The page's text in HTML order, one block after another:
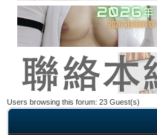
Users browsing this forum: 23 Guest(s)